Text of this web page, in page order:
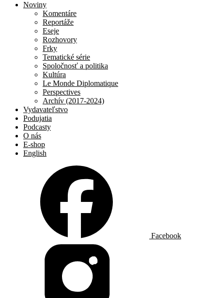
Noviny
Komentáre
Reportáže
Eseje
Rozhovory
Frky
Tematické série
Spoločnosť a politika
Kultúra
Le Monde Diplomatique
Perspectives
Archív (2017-2024)
Vydavateľstvo
Podujatia
Podcasty
O nás
E-shop
English
Facebook